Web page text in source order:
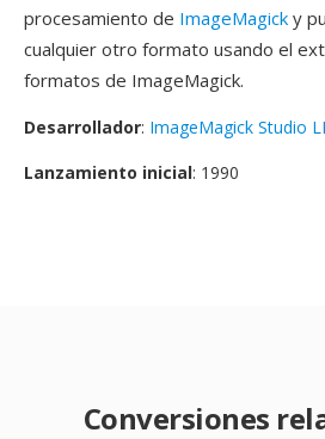
procesamiento de ImageMagick y
cualquier otro formato usando el
formatos de ImageMagick.
Desarrollador: ImageMagick Studio
Lanzamiento inicial: 1990
Conversiones